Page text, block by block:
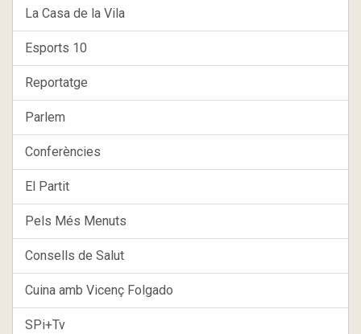
La Casa de la Vila
Esports 10
Reportatge
Parlem
Conferències
El Partit
Pels Més Menuts
Consells de Salut
Cuina amb Vicenç Folgado
SPi+Tv